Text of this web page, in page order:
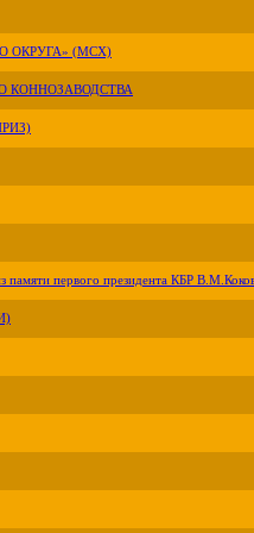
ОКРУГА» (МСХ)
КОННОЗАВОДСТВА
памяти первого президента КБР